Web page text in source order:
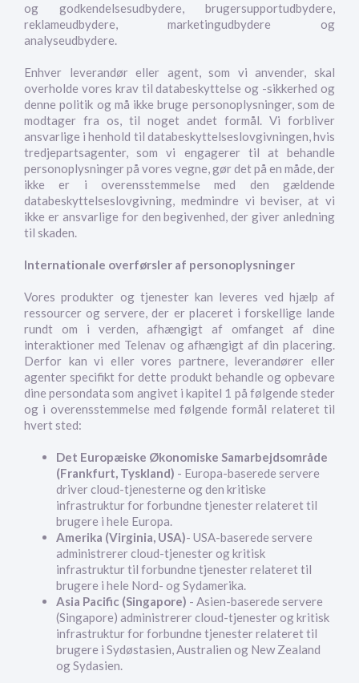
og godkendelsesudbydere, brugersupportudbydere,
reklameudbydere, marketingudbydere og
analyseudbydere.
Enhver leverandør eller agent, som vi anvender, skal
overholde vores krav til databeskyttelse og -sikkerhed og
denne politik og må ikke bruge personoplysninger, som de
modtager fra os, til noget andet formål. Vi forbliver
ansvarlige i henhold til databeskyttelseslovgivningen, hvis
tredjepartsagenter, som vi engagerer til at behandle
personoplysninger på vores vegne, gør det på en måde, der
ikke er i overensstemmelse med den gældende
databeskyttelseslovgivning, medmindre vi beviser, at vi
ikke er ansvarlige for den begivenhed, der giver anledning
til skaden.
Internationale overførsler af personoplysninger
Vores produkter og tjenester kan leveres ved hjælp af
ressourcer og servere, der er placeret i forskellige lande
rundt om i verden, afhængigt af omfanget af dine
interaktioner med Telenav og afhængigt af din placering.
Derfor kan vi eller vores partnere, leverandører eller
agenter specifikt for dette produkt behandle og opbevare
dine persondata som angivet i kapitel 1 på følgende steder
og i overensstemmelse med følgende formål relateret til
hvert sted:
Det Europæiske Økonomiske Samarbejdsområde
(Frankfurt, Tyskland) - Europa-baserede servere
driver cloud-tjenesterne og den kritiske
infrastruktur for forbundne tjenester relateret til
brugere i hele Europa.
Amerika (Virginia, USA)- USA-baserede servere
administrerer cloud-tjenester og kritisk
infrastruktur til forbundne tjenester relateret til
brugere i hele Nord- og Sydamerika.
Asia Pacific (Singapore) - Asien-baserede servere
(Singapore) administrerer cloud-tjenester og kritisk
infrastruktur for forbundne tjenester relateret til
brugere i Sydøstasien, Australien og New Zealand
og Sydasien.